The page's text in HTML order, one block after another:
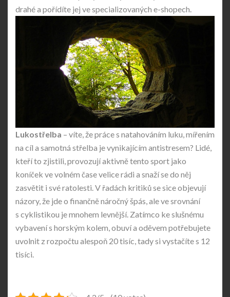
drahé a pořídíte jej ve specializovaných e-shopech.
Lukostřelba – víte, že práce s natahováním luku, mířením
na cíl a samotná střelba je vynikajícím antistresem? Lidé,
kteří to zjistili, provozují aktivně tento sport jako
koníček ve volném čase velice rádi a snaží se do něj
zasvětit i své ratolesti. V řadách kritiků se sice objevují
názory, že jde o finančně náročný špás, ale ve srovnání
s cyklistikou je mnohem levnější. Zatímco ke slušnému
vybavení s horským kolem, obuví a oděvem potřebujete
uvolnit z rozpočtu alespoň 20 tisíc, tady si vystačíte s 12
tisíci.